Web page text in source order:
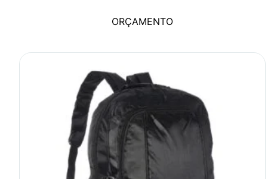
ORÇAMENTO